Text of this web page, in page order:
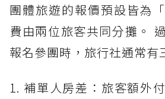
團體旅遊的報價預設皆為
費由兩位旅客共同分攤。
報名參團時，旅行社通常有
1. 補單人房差：旅客額外